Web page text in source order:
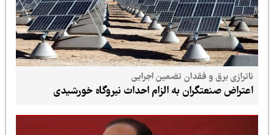
و فقدان تضمین اجرایی
به الزام احداث نیروگاه خورشیدی